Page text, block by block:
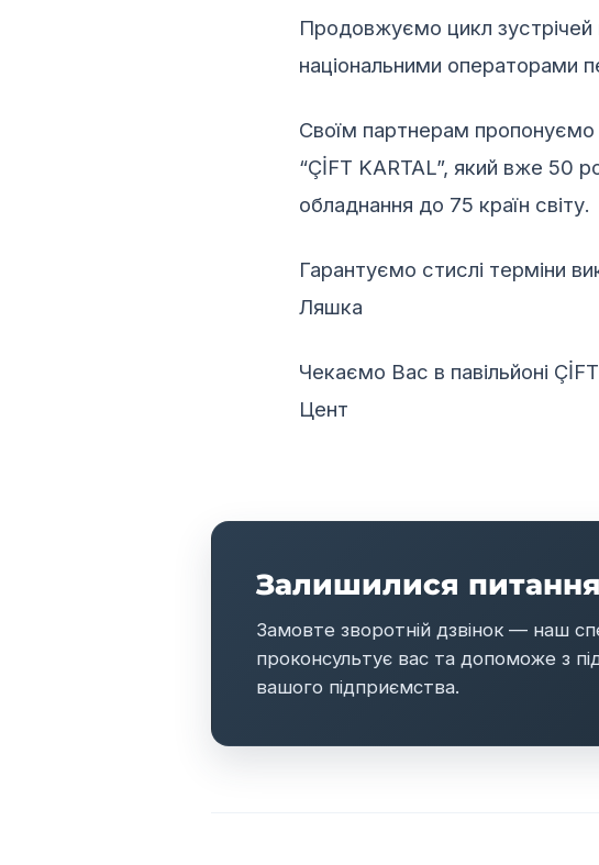
Продовжуємо цикл зустрічей
національними операторами
Своїм партнерам пропонуємо
“ÇİFT KARTAL”, який вже 50
обладнання до 75 країн світу.
Гарантуємо стислі терміни
Ляшка
Чекаємо Вас в павільйоні
Цент
Залишилися
Замовте зворотній дзвінок — наш
проконсультує вас та допоможе з
вашого підприємства.